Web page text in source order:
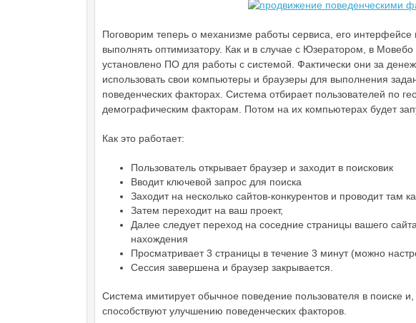
Поговорим теперь о механизме работы сервиса, его интерфейсе
выполнять оптимизатору. Как и в случае с Юзератором, в Мовебо
установлено ПО для работы с системой. Фактически они за
использовать свои компьютеры и браузеры для выполнения
поведенческих факторах. Система отбирает пользователей по
демографическим факторам. Потом на их компьютерах будет
Как это работает:
Пользователь открывает браузер и заходит в поисковик
Вводит ключевой запрос для поиска
Заходит на несколько сайтов-конкурентов и проводит там
Затем переходит на ваш проект,
Далее следует переход на соседние страницы вашего
нахождения
Просматривает 3 страницы в течение 3 минут (можно
Сессия завершена и браузер закрывается.
Система имитирует обычное поведение пользователя в поиске и,
способствуют улучшению поведенческих факторов.